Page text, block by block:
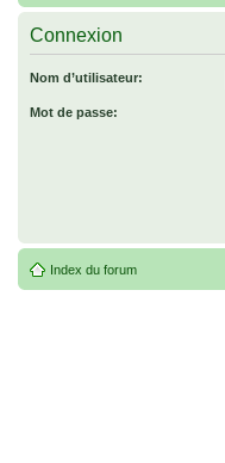
Connexion
Nom d’utilisateur:
Mot de passe:
Index du forum